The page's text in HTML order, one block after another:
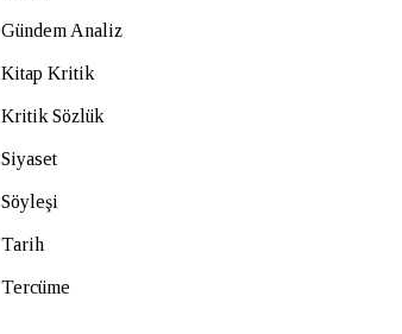
Gündem Analiz
Kitap Kritik
Kritik Sözlük
Siyaset
Söyleşi
Tarih
Tercüme